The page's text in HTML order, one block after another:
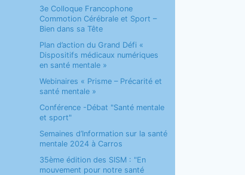
3e Colloque Francophone
Commotion Cérébrale et Sport –
Bien dans sa Tête
Plan d’action du Grand Défi «
Dispositifs médicaux numériques
en santé mentale »
Webinaires « Prisme – Précarité et
santé mentale »
Conférence -Débat "Santé mentale
et sport"
Semaines d’Information sur la santé
mentale 2024 à Carros
35ème édition des SISM : "En
mouvement pour notre santé